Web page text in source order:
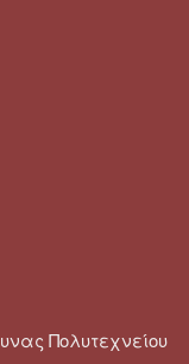
Πολυτεχνείου